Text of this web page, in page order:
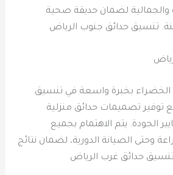
والجمالية لضمان حديقة صحية
تنسيق حدائق جنوب الرياض
الخضراء بخبرة واسعة في تنسيق
توفير تصميمات حدائق منزلية
الجودة. يتم الاهتمام بجميع
وحتى الصيانة الدورية، لضمان نتائج
تنسيق حدائق غرب الرياض